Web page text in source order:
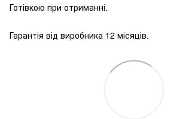
Готівкою при отриманні.
Гарантія від виробника 12 місяців.